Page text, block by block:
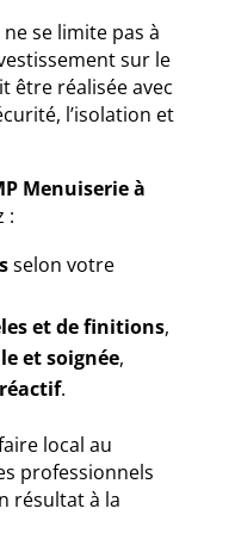
se limite pas à
sur le
être réalisée avec
l’isolation et
Menuiserie à
:
selon votre
et de finitions,
et soignée,
.
local au
professionnels
résultat à la